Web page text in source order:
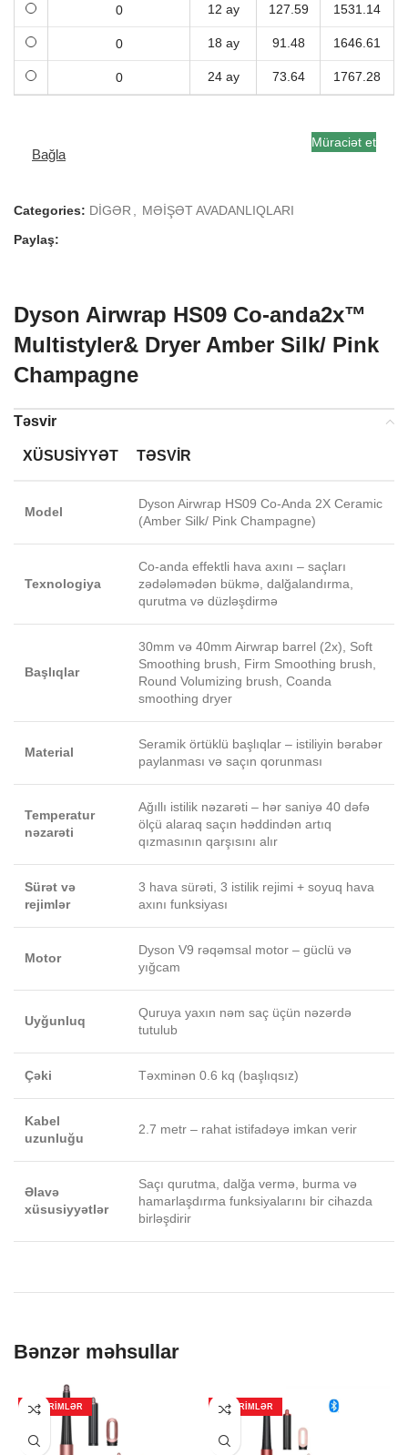
12 ay 127.59 1531.14
18 ay 91.48 1646.61
24 ay 73.64 1767.28
Bağla
Müraciət et
Categories: DİGƏR , MƏİŞƏT AVADANLIQLARI
Paylaş:
Dyson Airwrap HS09 Co-anda2x™
Multistyler& Dryer Amber Silk/ Pink
Champagne
Təsvir
XÜSUSIYYƏT TƏSVIR
Model
Dyson Airwrap HS09 Co-Anda 2X Ceramic
(Amber Silk/ Pink Champagne)
Texnologiya
Co-anda effektli hava axını – saçları
zədələmədən bükmə, dalğalandırma,
qurutma və düzləşdirmə
Başlıqlar
30mm və 40mm Airwrap barrel (2x), Soft
Smoothing brush, Firm Smoothing brush,
Round Volumizing brush, Coanda
smoothing dryer
Material
Seramik örtüklü başlıqlar – istiliyin bərabər
paylanması və saçın qorunması
Temperatur
nəzarəti
Ağıllı istilik nəzarəti – hər saniyə 40 dəfə
ölçü alaraq saçın həddindən artıq
qızmasının qarşısını alır
Sürət və
rejimlər
3 hava sürəti, 3 istilik rejimi + soyuq hava
axını funksiyası
Motor
Dyson V9 rəqəmsal motor – güclü və
yığcam
Uyğunluq
Quruya yaxın nəm saç üçün nəzərdə
tutulub
Çəki Təxminən 0.6 kq (başlıqsız)
Kabel
uzunluğu
2.7 metr – rahat istifadəyə imkan verir
Əlavə
xüsusiyyətlər
Saçı qurutma, dalğa vermə, burma və
hamarlaşdırma funksiyalarını bir cihazda
birləşdirir
Bənzər məhsullar
ENDIRIMLƏR ENDIRIMLƏR